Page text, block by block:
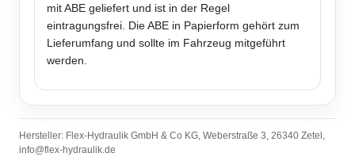
mit ABE geliefert und ist in der Regel
eintragungsfrei. Die ABE in Papierform gehört zum
Lieferumfang und sollte im Fahrzeug mitgeführt
werden.
Hersteller: Flex-Hydraulik GmbH & Co KG, Weberstraße 3, 26340 Zetel,
info@flex-hydraulik.de